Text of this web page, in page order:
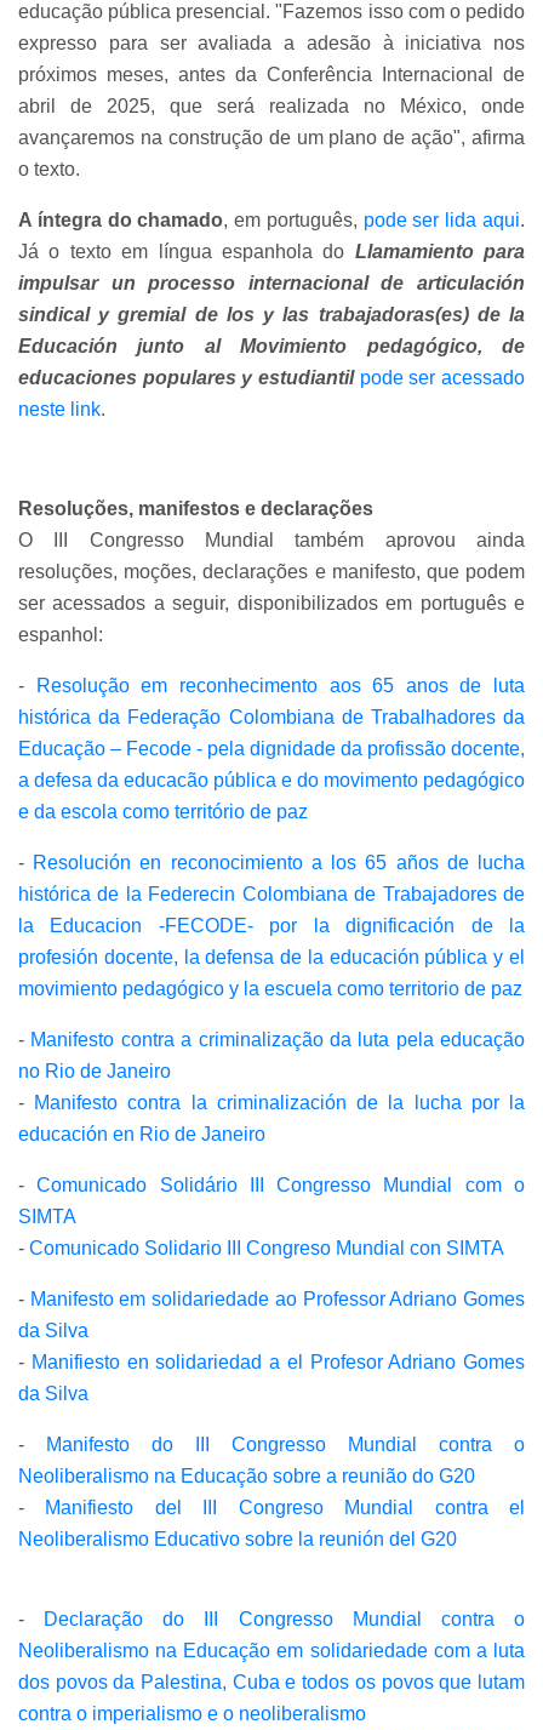
educação pública presencial. "Fazemos isso com o pedido
expresso para ser avaliada a adesão à iniciativa nos
próximos meses, antes da Conferência Internacional de
abril de 2025, que será realizada no México, onde
avançaremos na construção de um plano de ação", afirma
o texto.
A íntegra do chamado, em português, pode ser lida aqui.
Já o texto em língua espanhola do Llamamiento para
impulsar un processo internacional de articulación
sindical y gremial de los y las trabajadoras(es) de la
Educación junto al Movimiento pedagógico, de
educaciones populares y estudiantil pode ser acessado
neste link.
Resoluções, manifestos e declarações
O III Congresso Mundial também aprovou ainda
resoluções, moções, declarações e manifesto, que podem
ser acessados a seguir, disponibilizados em português e
espanhol:
-
Resolução em reconhecimento aos 65 anos de luta
histórica da Federação Colombiana de Trabalhadores da
Educação – Fecode - pela dignidade da profissão docente,
a defesa da educacão pública e do movimento pedagógico
e da escola como território de paz
- Resolución en reconocimiento a los 65 años de lucha
histórica de la Federecin Colombiana de Trabajadores de
la Educacion -FECODE- por la dignificación de la
profesión docente, la defensa de la educación pública y el
movimiento pedagógico y la escuela como territorio de paz
- Manifesto contra a criminalização da luta pela educação
no Rio de Janeiro
- Manifesto contra la criminalización de la lucha por la
educación en Rio de Janeiro
-Comunicado Solidário III Congresso Mundial com o
SIMTA
- Comunicado Solidario III Congreso Mundial con SIMTA
- Manifesto em solidariedade ao Professor Adriano Gomes
da Silva
- Manifiesto en solidariedad a el Profesor Adriano Gomes
da Silva
-
Manifesto do III Congresso Mundial contra o
Neoliberalismo na Educação sobre a reunião do G20
- Manifiesto del III Congreso Mundial contra el
Neoliberalismo Educativo sobre la reunión del G20
-
Declaração do III Congresso Mundial contra o
Neoliberalismo na Educação em solidariedade com a luta
dos povos da Palestina, Cuba e todos os povos que lutam
contra o imperialismo e o neoliberalismo